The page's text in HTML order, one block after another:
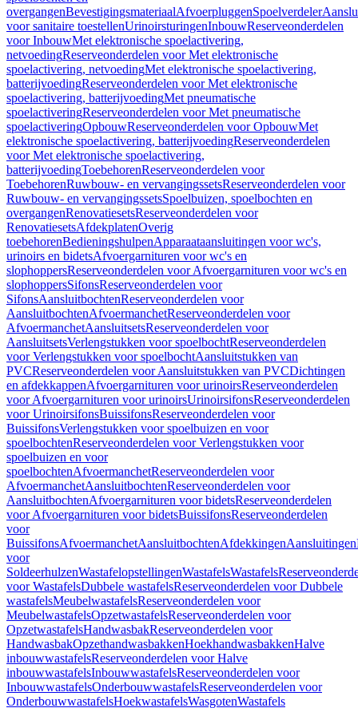
overgangenBevestigingsmateriaalAfvoerpluggenSpoelverdeler
voor sanitaire toestellenUrinoirsturingenInbouwReserveonderdelen
voor InbouwMet elektronische spoelactivering,
netvoedingReserveonderdelen voor Met elektronische
spoelactivering, netvoedingMet elektronische spoelactivering,
batterijvoedingReserveonderdelen voor Met elektronische
spoelactivering, batterijvoedingMet pneumatische
spoelactiveringReserveonderdelen voor Met pneumatische
spoelactiveringOpbouwReserveonderdelen voor OpbouwMet
elektronische spoelactivering, batterijvoedingReserveonderdelen
voor Met elektronische spoelactivering,
batterijvoedingToebehorenReserveonderdelen voor
ToebehorenRuwbouw- en vervangingssetsReserveonderdelen voor
Ruwbouw- en vervangingssetsSpoelbuizen, spoelbochten en
overgangenRenovatiesetsReserveonderdelen voor
RenovatiesetsAfdekplatenOverig
toebehorenBedieningshulpenApparaataansluitingen voor wc's,
urinoirs en bidetsAfvoergarnituren voor wc's en
slophoppersReserveonderdelen voor Afvoergarnituren voor wc's en
slophoppersSifonsReserveonderdelen voor
SifonsAansluitbochtenReserveonderdelen voor
AansluitbochtenAfvoermanchetReserveonderdelen voor
AfvoermanchetAansluitsetsReserveonderdelen voor
AansluitsetsVerlengstukken voor spoelbochtReserveonderdelen
voor Verlengstukken voor spoelbochtAansluitstukken van
PVCReserveonderdelen voor Aansluitstukken van PVCDichtingen
en afdekkappenAfvoergarnituren voor urinoirsReserveonderdelen
voor Afvoergarnituren voor urinoirsUrinoirsifonsReserveonderdelen
voor UrinoirsifonsBuissifonsReserveonderdelen voor
BuissifonsVerlengstukken voor spoelbuizen en voor
spoelbochtenReserveonderdelen voor Verlengstukken voor
spoelbuizen en voor
spoelbochtenAfvoermanchetReserveonderdelen voor
AfvoermanchetAansluitbochtenReserveonderdelen voor
AansluitbochtenAfvoergarnituren voor bidetsReserveonderdelen
voor Afvoergarnituren voor bidetsBuissifonsReserveonderdelen
voor
BuissifonsAfvoermanchetAansluitbochtenAfdekkingenAansluitingen
voor
SoldeerhulzenWastafelopstellingenWastafelsWastafels
voor WastafelsDubbele wastafelsReserveonderdelen voor Dubbele
wastafelsMeubelwastafelsReserveonderdelen voor
MeubelwastafelsOpzetwastafelsReserveonderdelen voor
OpzetwastafelsHandwasbakReserveonderdelen voor
HandwasbakOpzethandwasbakkenHoekhandwasbakkenHalve
inbouwwastafelsReserveonderdelen voor Halve
inbouwwastafelsInbouwwastafelsReserveonderdelen voor
InbouwwastafelsOnderbouwwastafelsReserveonderdelen voor
OnderbouwwastafelsHoekwastafelsWasgotenWastafels